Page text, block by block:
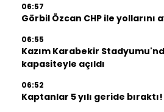
06:57
Görbil Özcan CHP ile yollarını
06:55
Kazım Karabekir
kapasiteyle açıldı
06:52
Kaptanlar 5 yılı geride bıraktı!